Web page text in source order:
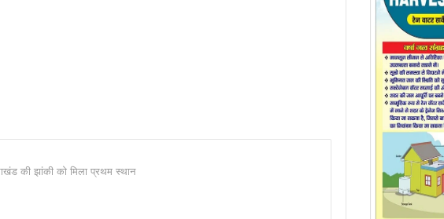
की झांकी को मिला प्रथम स्थान